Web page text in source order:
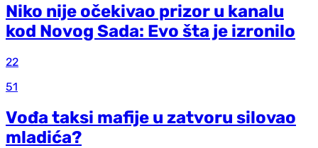
Niko nije očekivao prizor u kanalu
kod Novog Sada: Evo šta je izronilo
22
51
Vođa taksi mafije u zatvoru silovao
mladića?